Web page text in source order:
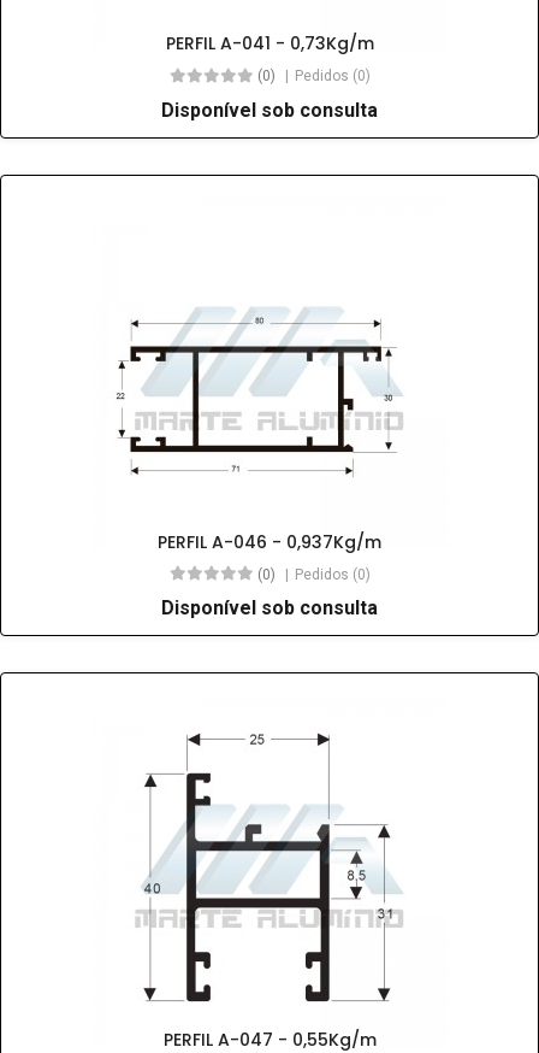
PERFIL A-041 - 0,73Kg/m
(0) Pedidos (0)
Disponível sob consulta
PERFIL A-046 - 0,937Kg/m
(0) Pedidos (0)
Disponível sob consulta
PERFIL A-047 - 0,55Kg/m